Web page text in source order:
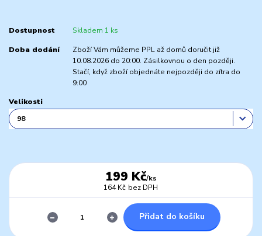
Dostupnost Skladem 1 ks
Doba dodání
Zboží Vám můžeme PPL až domů doručit již
10.08.2026 do 20:00. Zásilkovnou o den později.
Stačí, když zboží objednáte nejpozději do zítra do
9:00
Velikosti
199 Kč/ks
164 Kč bez DPH
Přidat do košíku